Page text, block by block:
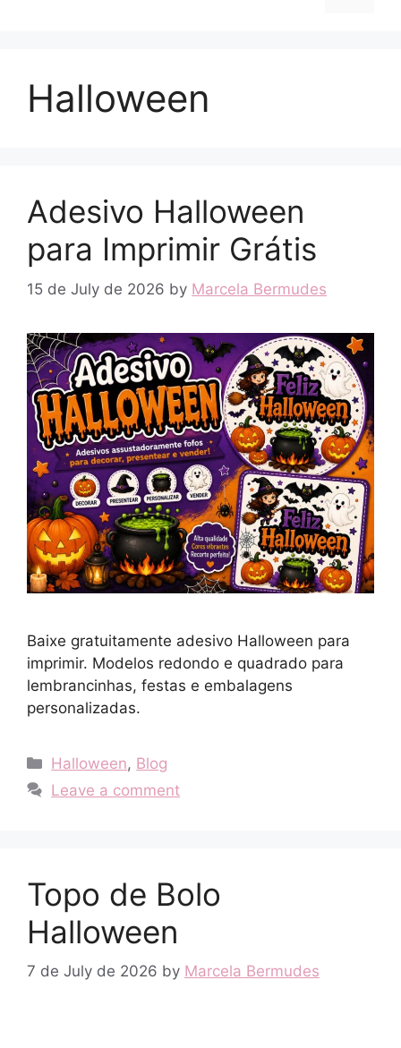
Halloween
Adesivo Halloween
para Imprimir Grátis
15 de July de 2026 by Marcela Bermudes
Baixe gratuitamente adesivo Halloween para
imprimir. Modelos redondo e quadrado para
lembrancinhas, festas e embalagens
personalizadas.
Categories
Halloween, Blog
Leave a comment
Topo de Bolo
Halloween
7 de July de 2026 by Marcela Bermudes